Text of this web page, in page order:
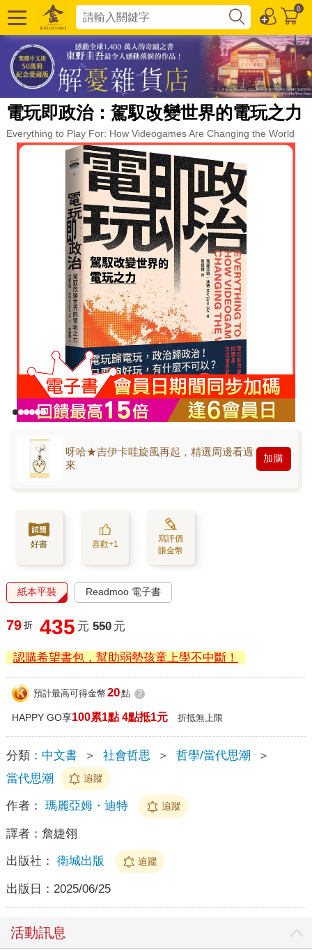
0
電玩即政治：駕馭改變世界的電玩之力
Everything to Play For: How Videogames Are Changing the World
呀哈★吉伊卡哇旋風再起，精選周邊看過
來
加購
好書 喜歡+1
寫評價
賺金幣
紙本平裝 Readmoo 電子書
79 折 435 元 550 元
認購希望書包，幫助弱勢孩童上學不中斷！
預計最高可得金幣 20點 ?
HAPPY GO享100累1點 4點抵1元 折抵無上限
分類： 中文書 ＞ 社會哲思 ＞ 哲學/當代思潮
＞
當代思潮
追蹤
作者： 瑪麗亞姆・迪特 追蹤
譯者： 詹婕翎
出版社： 衛城出版 追蹤
出版日： 2025/06/25
活動訊息